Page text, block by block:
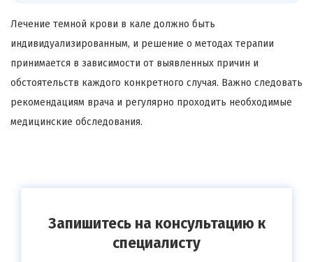
Лечение темной крови в кале должно быть
индивидуализированным, и решение о методах терапии
принимается в зависимости от выявленных причин и
обстоятельств каждого конкретного случая. Важно следовать
рекомендациям врача и регулярно проходить необходимые
медицинские обследования.
Запишитесь на консультацию к
специалисту